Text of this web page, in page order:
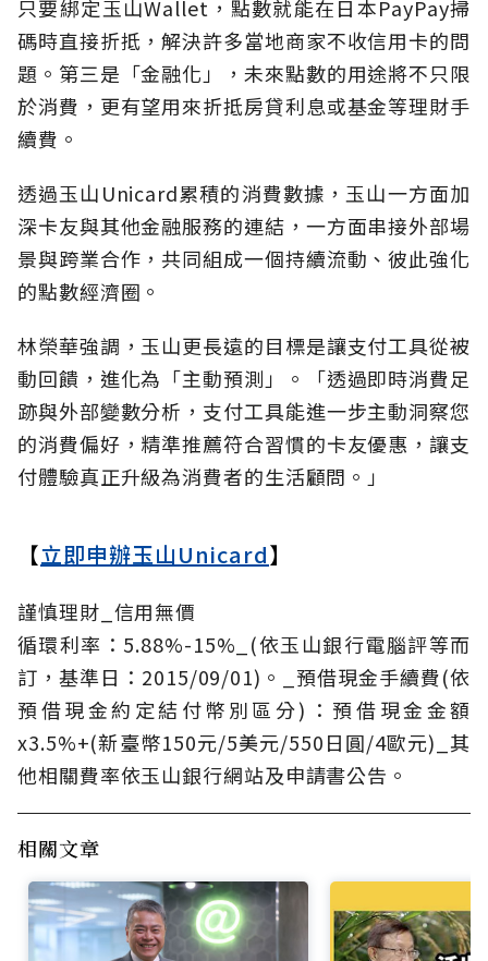
只要綁定玉山Wallet，點數就能在日本PayPay掃
碼時直接折抵，解決許多當地商家不收信用卡的問
題。第三是「金融化」，未來點數的用途將不只限
於消費，更有望用來折抵房貸利息或基金等理財手
續費。
透過玉山Unicard累積的消費數據，玉山一方面加
深卡友與其他金融服務的連結，一方面串接外部場
景與跨業合作，共同組成一個持續流動、彼此強化
的點數經濟圈。
林榮華強調，玉山更長遠的目標是讓支付工具從被
動回饋，進化為「主動預測」。「透過即時消費足
跡與外部變數分析，支付工具能進一步主動洞察您
的消費偏好，精準推薦符合習慣的卡友優惠，讓支
付體驗真正升級為消費者的生活顧問。」
【立即申辦玉山Unicard】
謹慎理財_信用無價
循環利率：5.88%-15%_(依玉山銀行電腦評等而
訂，基準日：2015/09/01)。_預借現金手續費(依
預借現金約定結付幣別區分)：預借現金金額
x3.5%+(新臺幣150元/5美元/550日圓/4歐元)_其
他相關費率依玉山銀行網站及申請書公告。
相關文章